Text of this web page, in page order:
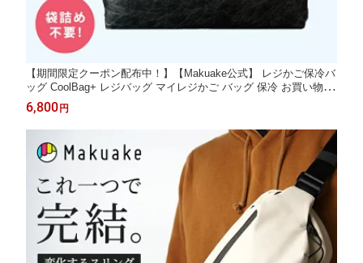
【期間限定クーポン配布中！】【Makuake公式】 レジかご保冷バ
ッグ CoolBag+ レジバッグ マイレジかご バッグ 保冷 お買い物バ
ッグ エコバッグ 保冷バッグ 大容量 33L 8時間保冷 撥水 軽量 カ
ゴ 落下防止 丸見え防止 日用品 生活雑貨 キャンプ ギフト Makua
ke マクアケ
6,800 円